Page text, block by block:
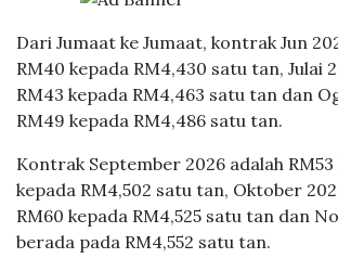
Dari Jumaat ke Jumaat, kontrak Jun
RM40 kepada RM4,430 satu tan, Julai
RM43 kepada RM4,463 satu tan dan
RM49 kepada RM4,486 satu tan.
Kontrak September 2026 adalah RM53
kepada RM4,502 satu tan, Oktober
RM60 kepada RM4,525 satu tan dan
berada pada RM4,552 satu tan.